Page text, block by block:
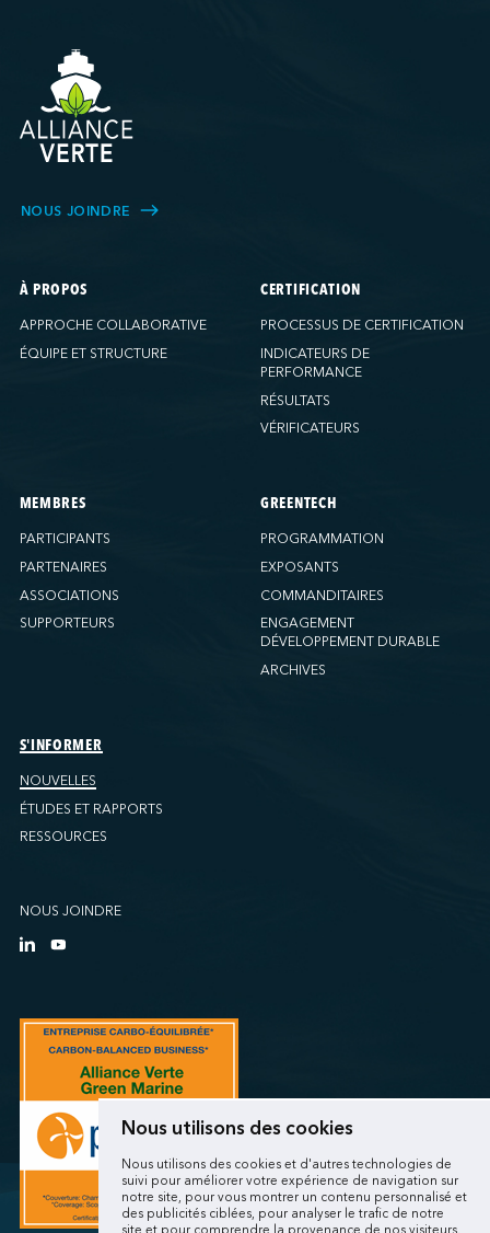
Nous utilisons des cookies
Nous utilisons des cookies et d'autres technologies de
suivi pour améliorer votre expérience de navigation sur
notre site, pour vous montrer un contenu personnalisé et
des publicités ciblées, pour analyser le trafic de notre
NOUS JOINDRE
À PROPOS
APPROCHE COLLABORATIVE
ÉQUIPE ET STRUCTURE
CERTIFICATION
PROCESSUS DE CERTIFICATION
INDICATEURS DE
PERFORMANCE
RÉSULTATS
VÉRIFICATEURS
MEMBRES
PARTICIPANTS
PARTENAIRES
ASSOCIATIONS
SUPPORTEURS
GREENTECH
PROGRAMMATION
EXPOSANTS
COMMANDITAIRES
ENGAGEMENT
DÉVELOPPEMENT DURABLE
ARCHIVES
S'INFORMER
NOUVELLES
ÉTUDES ET RAPPORTS
RESSOURCES
NOUS JOINDRE